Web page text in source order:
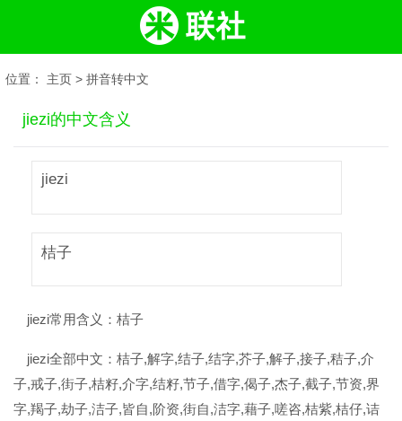
位置： 主页 > 拼音转中文
jiezi的中文含义
jiezi
桔子
jiezi常用含义： 桔子
jiezi全部中文： 桔子,解字,结子,结字,芥子,解子,接子,秸子,介
子,戒子,街子,桔籽,介字,结籽,节子,借字,偈子,杰子,截子,节资,界
字,羯子,劫子,洁子,皆自,阶资,街自,洁字,藉子,嗟咨,桔紫,桔仔,诘